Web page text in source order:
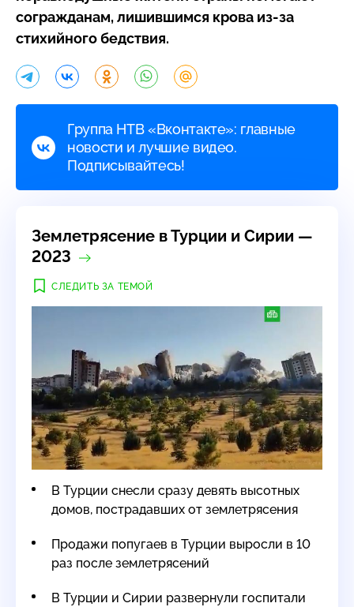
согражданам, лишившимся крова из-за
стихийного бедствия.
Группа НТВ «Вконтакте»: главные
новости и лучшие видео.
Подписывайтесь!
Землетрясение в Турции и Сирии —
2023
СЛЕДИТЬ ЗА ТЕМОЙ
В Турции снесли сразу девять высотных
домов, пострадавших от землетрясения
Продажи попугаев в Турции выросли в 10
раз после землетрясений
В Турции и Сирии развернули госпитали